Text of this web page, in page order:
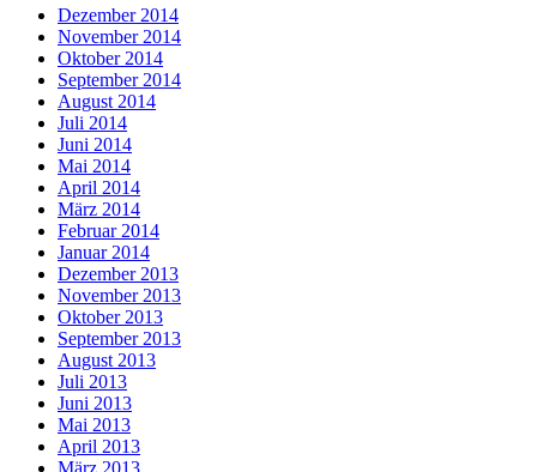
Dezember 2014
November 2014
Oktober 2014
September 2014
August 2014
Juli 2014
Juni 2014
Mai 2014
April 2014
März 2014
Februar 2014
Januar 2014
Dezember 2013
November 2013
Oktober 2013
September 2013
August 2013
Juli 2013
Juni 2013
Mai 2013
April 2013
März 2013